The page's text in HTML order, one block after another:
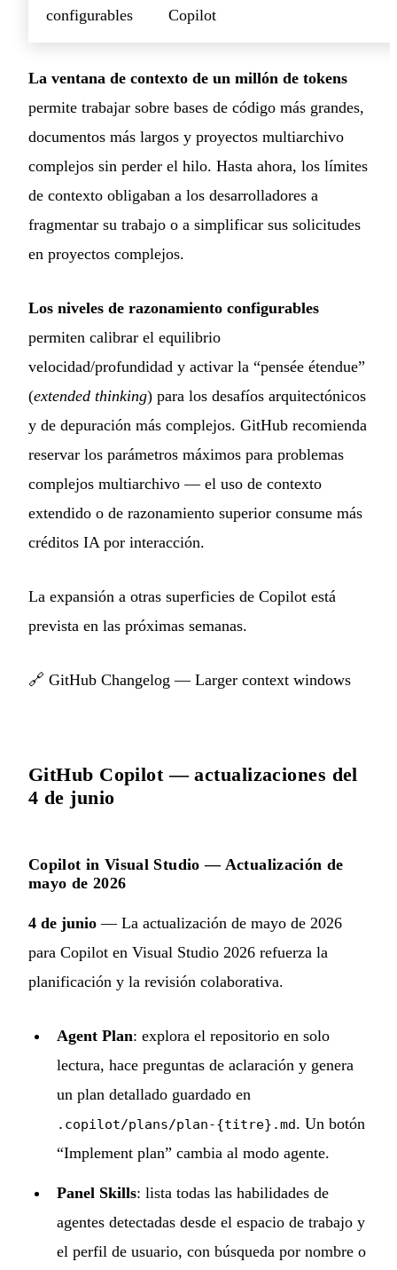
configurables Copilot
La ventana de contexto de un millón de tokens
permite trabajar sobre bases de código más grandes,
documentos más largos y proyectos multiarchivo
complejos sin perder el hilo. Hasta ahora, los límites
de contexto obligaban a los desarrolladores a
fragmentar su trabajo o a simplificar sus solicitudes
en proyectos complejos.
Los niveles de razonamiento configurables
permiten calibrar el equilibrio
velocidad/profundidad y activar la “pensée étendue”
(extended thinking) para los desafíos arquitectónicos
y de depuración más complejos. GitHub recomienda
reservar los parámetros máximos para problemas
complejos multiarchivo — el uso de contexto
extendido o de razonamiento superior consume más
créditos IA por interacción.
La expansión a otras superficies de Copilot está
prevista en las próximas semanas.
🔗 GitHub Changelog — Larger context windows
GitHub Copilot — actualizaciones del
4 de junio
Copilot in Visual Studio — Actualización de
mayo de 2026
4 de junio — La actualización de mayo de 2026
para Copilot en Visual Studio 2026 refuerza la
planificación y la revisión colaborativa.
Agent Plan: explora el repositorio en solo
lectura, hace preguntas de aclaración y genera
un plan detallado guardado en
.copilot/plans/plan-{titre}.md. Un botón
“Implement plan” cambia al modo agente.
Panel Skills: lista todas las habilidades de
agentes detectadas desde el espacio de trabajo y
el perfil de usuario, con búsqueda por nombre o